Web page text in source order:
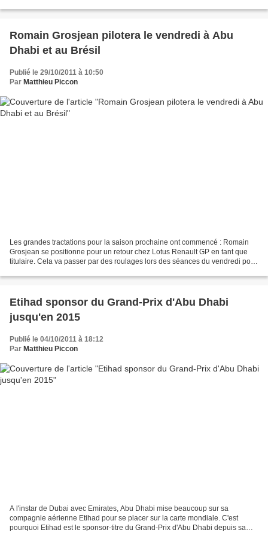
Romain Grosjean pilotera le vendredi à Abu
Dhabi et au Brésil
Publié le 29/10/2011 à 10:50
Par Matthieu Piccon
Les grandes tractations pour la saison prochaine ont commencé : Romain
Grosjean se positionne pour un retour chez Lotus Renault GP en tant que
titulaire. Cela va passer par des roulages lors des séances du vendredi pour
Etihad sponsor du Grand-Prix d'Abu Dhabi
jusqu'en 2015
Publié le 04/10/2011 à 18:12
Par Matthieu Piccon
A l'instar de Dubai avec Emirates, Abu Dhabi mise beaucoup sur sa
compagnie aérienne Etihad pour se placer sur la carte mondiale. C'est
pourquoi Etihad est le sponsor-titre du Grand-Prix d'Abu Dhabi depuis sa